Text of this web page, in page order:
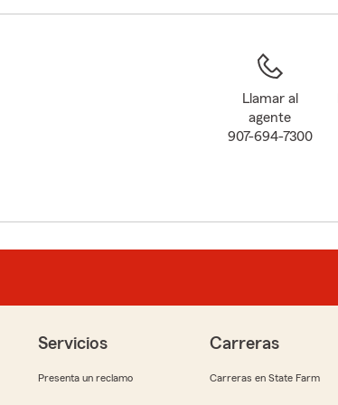
Llamar al
agente
907-694-7300
Servicios
Presenta un reclamo
Carreras
Carreras en State Farm